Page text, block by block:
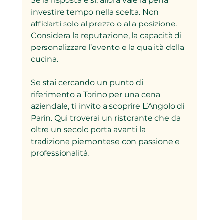
investire tempo nella scelta. Non
affidarti solo al prezzo o alla posizione.
Considera la reputazione, la capacità di
personalizzare l’evento e la qualità della
cucina.
Se stai cercando un punto di
riferimento a Torino per una cena
aziendale, ti invito a scoprire L’Angolo di
Parin. Qui troverai un ristorante che da
oltre un secolo porta avanti la
tradizione piemontese con passione e
professionalità.